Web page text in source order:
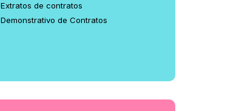
Extratos de contratos
Demonstrativo de Contratos